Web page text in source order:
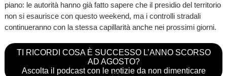
piano: le autorità hanno già fatto sapere che il presidio del territorio
non si esaurisce con questo weekend, ma i controlli stradali
continueranno con la stessa capillarità anche nei prossimi giorni.
TI RICORDI COSA È SUCCESSO L’ANNO SCORSO
AD AGOSTO?
Ascolta il podcast con le notizie da non dimenticare